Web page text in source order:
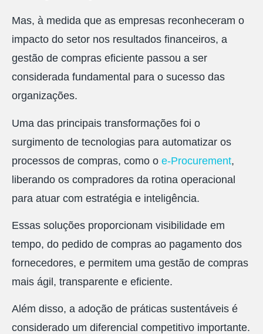
Mas, à medida que as empresas reconheceram o
impacto do setor nos resultados financeiros, a
gestão de compras eficiente passou a ser
considerada fundamental para o sucesso das
organizações.
Uma das principais transformações foi o
surgimento de tecnologias para automatizar os
processos de compras, como o e-Procurement,
liberando os compradores da rotina operacional
para atuar com estratégia e inteligência.
Essas soluções proporcionam visibilidade em
tempo, do pedido de compras ao pagamento dos
fornecedores, e permitem uma gestão de compras
mais ágil, transparente e eficiente.
Além disso, a adoção de práticas sustentáveis é
considerado um diferencial competitivo importante.